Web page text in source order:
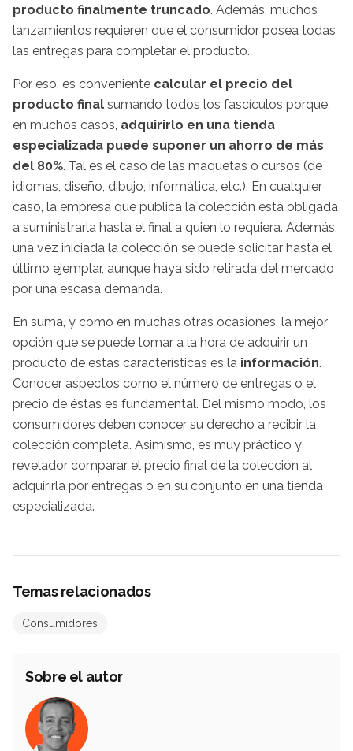
producto finalmente truncado. Además, muchos
lanzamientos requieren que el consumidor posea todas
las entregas para completar el producto.
Por eso, es conveniente calcular el precio del
producto final sumando todos los fascículos porque,
en muchos casos, adquirirlo en una tienda
especializada puede suponer un ahorro de más
del 80%. Tal es el caso de las maquetas o cursos (de
idiomas, diseño, dibujo, informática, etc.). En cualquier
caso, la empresa que publica la colección está obligada
a suministrarla hasta el final a quien lo requiera. Además,
una vez iniciada la colección se puede solicitar hasta el
último ejemplar, aunque haya sido retirada del mercado
por una escasa demanda.
En suma, y como en muchas otras ocasiones, la mejor
opción que se puede tomar a la hora de adquirir un
producto de estas características es la información.
Conocer aspectos como el número de entregas o el
precio de éstas es fundamental. Del mismo modo, los
consumidores deben conocer su derecho a recibir la
colección completa. Asimismo, es muy práctico y
revelador comparar el precio final de la colección al
adquirirla por entregas o en su conjunto en una tienda
especializada.
Temas relacionados
Consumidores
Sobre el autor